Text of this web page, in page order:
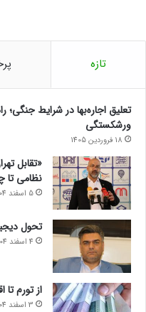
تازه
تعلیق اجاره‌بها در شرایط
ورشکستگی
18 فروردین 1405
«تقابل
نظامی
5 اسفند 1404
تحول
4 اسفند 1404
از تورم
3 اسفند 1404